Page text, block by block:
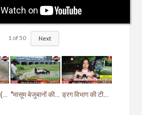
1 of 50 Next
बोर्ड नया खड़ंजा.(गायब)झबरेड़ा विधायक वीरेंद्र जत्ती के प्रस्ताव पर pwd ने बनाया खड़ंजा "मासूम बेजुबानों की दर्दनाक मौत: चंद घास के निवालों ने उजाड़ दी गरीब परिवारों की दुनिया" ड्रग विभाग की टीम ने खांसी व सर्दी जुकाम में दी जाने वाली (सिरप) की खरीदारी व बिक्री पर लगाई रोक.